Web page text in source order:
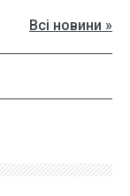
Всі новини »